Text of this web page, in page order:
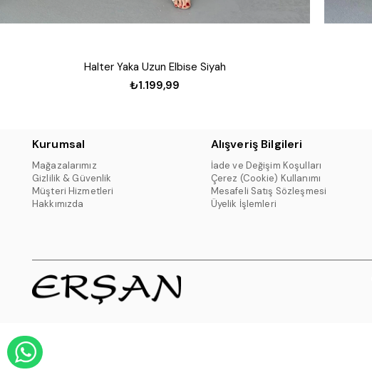
Halter Yaka Uzun Elbise Siyah
₺1.199,99
Kurumsal
Mağazalarımız
Gizlilik & Güvenlik
Müşteri Hizmetleri
Hakkımızda
Alışveriş Bilgileri
İade ve Değişim Koşulları
Çerez (Cookie) Kullanımı
Mesafeli Satış Sözleşmesi
Üyelik İşlemleri